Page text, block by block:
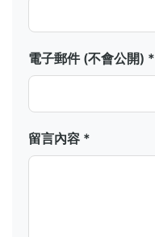
電子郵件 (不會公開) *
留言內容 *